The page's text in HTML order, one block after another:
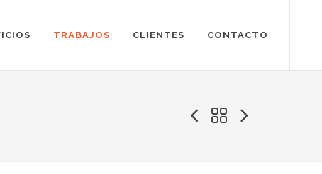
TRABAJOS CLIENTES CONTACTO